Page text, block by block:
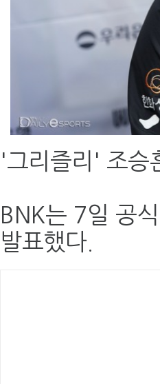
'그리즐리' 조승
BNK는 7일 공
발표했다.